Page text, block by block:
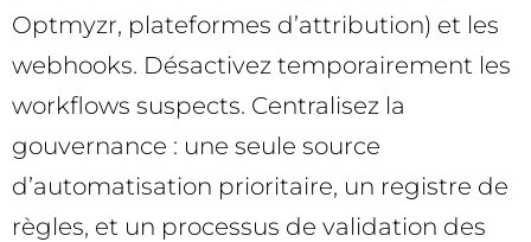
Optmyzr, plateformes d’attribution) et les
webhooks. Désactivez temporairement les
workflows suspects. Centralisez la
gouvernance : une seule source
d’automatisation prioritaire, un registre de
règles, et un processus de validation des